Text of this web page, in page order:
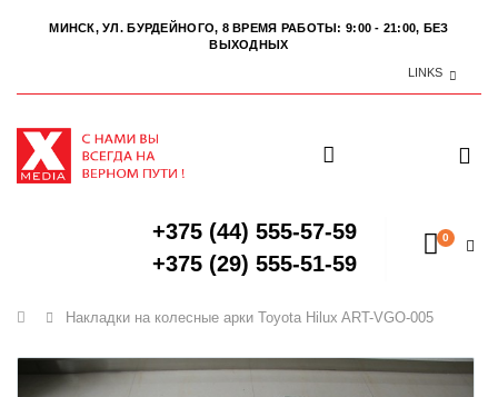
МИНСК, УЛ. БУРДЕЙНОГО, 8 ВРЕМЯ РАБОТЫ: 9:00 - 21:00, БЕЗ
ВЫХОДНЫХ
LINKS
+375 (44) 555-57-59
+375 (29) 555-51-59
0
Главная
Накладки на колесные арки Toyota Hilux ART-VGO-005